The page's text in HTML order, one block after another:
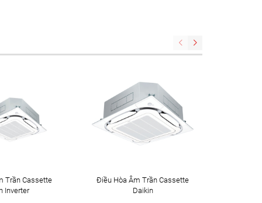
Trần Cassette
Inverter
Điều Hòa Âm Trần Cassette
Daikin